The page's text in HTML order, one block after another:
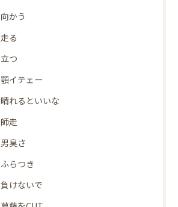
向かう
走る
立つ
顎イテェー
晴れるといいな
師走
男臭さ
ふらつき
負けないで